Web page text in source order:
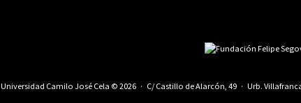
Universidad Camilo José Cela © 2026 · C/ Castillo de Alarcón, 49 · Urb.